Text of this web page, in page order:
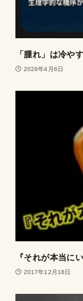
「腫れ」は冷
2026年4月6日
『それが本当に
2017年12月18日